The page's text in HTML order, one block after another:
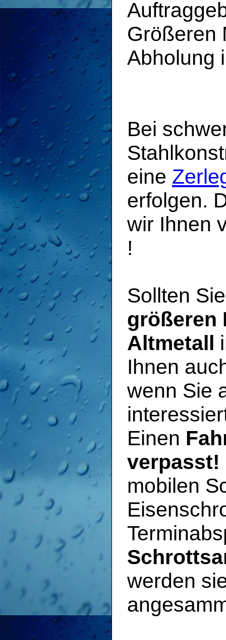
Größeren
Abholung
Bei
eine
erfolgen.
wir Ihnen
!
Sollten
größeren
Altmetall
Ihnen
wenn Sie
Einen
verpasst!
mobilen
werden